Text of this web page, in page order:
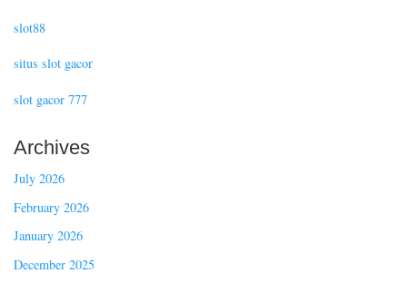
slot88
situs slot gacor
slot gacor 777
Archives
July 2026
February 2026
January 2026
December 2025